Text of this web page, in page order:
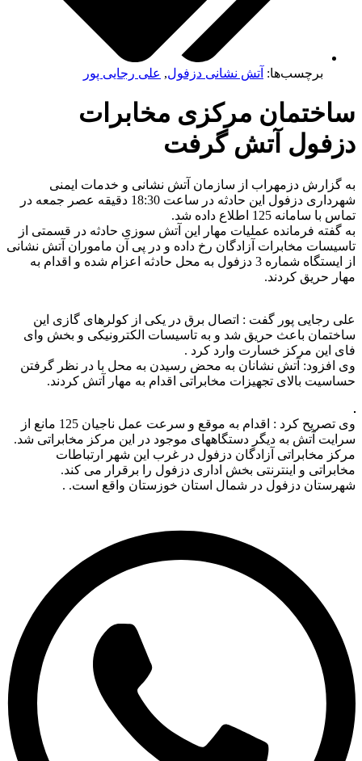
برچسب‌ها: آتش نشانی دزفول, علی رجایی پور
ساختمان مرکزی مخابرات
دزفول آتش گرفت
به گزارش دزمهراب از سازمان آتش نشانی و خدمات ایمنی
شهرداری دزفول این حادثه در ساعت 18:30 دقیقه عصر جمعه در
تماس با سامانه 125 اطلاع داده شد.
به گفته فرمانده عملیات مهار این آتش سوزی حادثه در قسمتی از
تاسیسات مخابرات آزادگان رخ داده و در پی آن ماموران آتش نشانی
از ایستگاه شماره 3 دزفول به محل حادثه اعزام شده و اقدام به
مهار حریق کردند.
علی رجایی پور گفت : اتصال برق در یکی از کولرهای گازی این
ساختمان باعث حریق شد و به تاسیسات الکترونیکی و بخش وای
فای این مرکز خسارت وارد کرد .
وی افزود: آتش نشانان به محض رسیدن به محل با در نظر گرفتن
حساسیت بالای تجهیزات مخابراتی اقدام به مهار آتش کردند.
وی تصریح کرد : اقدام به موقع و سرعت عمل ناجیان 125 مانع از
سرایت آتش به دیگر دستگاههای موجود در این مرکز مخابراتی شد.
مرکز مخابراتی آزادگان دزفول در غرب این شهر ارتباطات
مخابراتی و اینترنتی بخش اداری دزفول را برقرار می کند.
شهرستان دزفول در شمال استان خوزستان واقع است. .